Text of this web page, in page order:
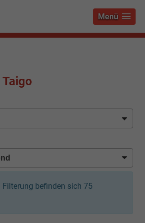
Menü
Filterung befinden sich 75